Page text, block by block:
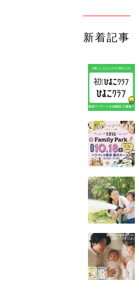
新着記事